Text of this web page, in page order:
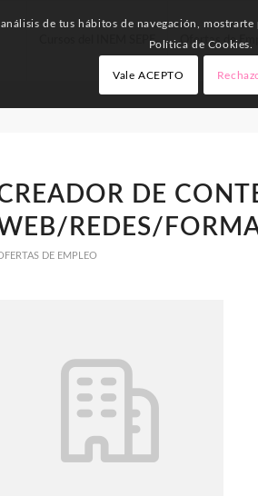
Cursos del INEM SEPE Ofertas de
DE
REDES/
DE EMPLEO
de tus hábitos de navegación,
Política de Cookies.
Vale ACEPTO